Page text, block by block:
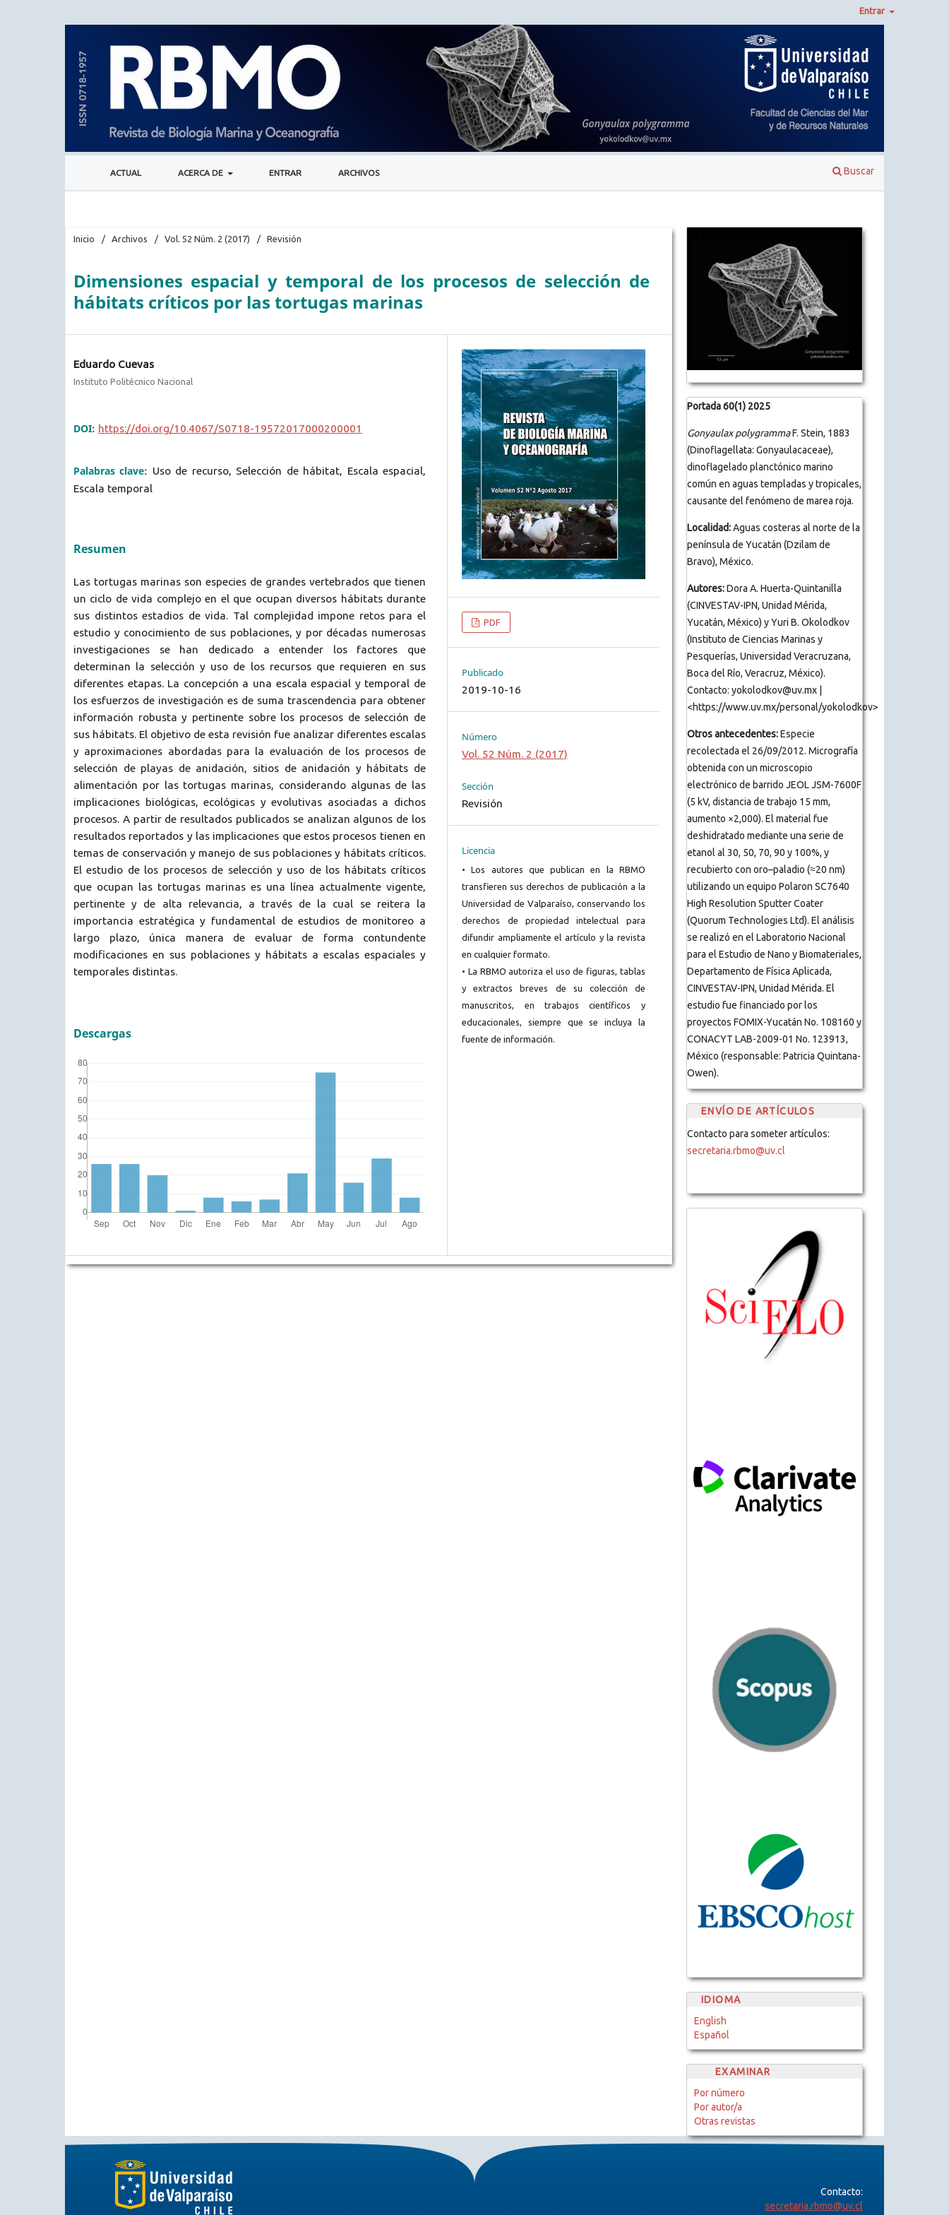
ACTUAL ACERCA DE ENTRAR ARCHIVOS Buscar
Entrar
Inicio / Archivos / Vol. 52 Núm. 2 (2017) / Revisión
Dimensiones espacial y temporal de los procesos de selección de
hábitats críticos por las tortugas marinas
Eduardo Cuevas
Instituto Politécnico Nacional
DOI: https://doi.org/10.4067/S0718-19572017000200001
Palabras clave: Uso de recurso, Selección de hábitat, Escala espacial,
Escala temporal
Resumen
Las tortugas marinas son especies de grandes vertebrados que tienen
un ciclo de vida complejo en el que ocupan diversos hábitats durante
sus distintos estadios de vida. Tal complejidad impone retos para el
estudio y conocimiento de sus poblaciones, y por décadas numerosas
investigaciones se han dedicado a entender los factores que
determinan la selección y uso de los recursos que requieren en sus
diferentes etapas. La concepción a una escala espacial y temporal de
los esfuerzos de investigación es de suma trascendencia para obtener
información robusta y pertinente sobre los procesos de selección de
sus hábitats. El objetivo de esta revisión fue analizar diferentes escalas
y aproximaciones abordadas para la evaluación de los procesos de
selección de playas de anidación, sitios de anidación y hábitats de
alimentación por las tortugas marinas, considerando algunas de las
implicaciones biológicas, ecológicas y evolutivas asociadas a dichos
procesos. A partir de resultados publicados se analizan algunos de los
resultados reportados y las implicaciones que estos procesos tienen en
temas de conservación y manejo de sus poblaciones y hábitats críticos.
El estudio de los procesos de selección y uso de los hábitats críticos
que ocupan las tortugas marinas es una línea actualmente vigente,
pertinente y de alta relevancia, a través de la cual se reitera la
importancia estratégica y fundamental de estudios de monitoreo a
largo plazo, única manera de evaluar de forma contundente
modificaciones en sus poblaciones y hábitats a escalas espaciales y
temporales distintas.
Descargas
PDF
Publicado
2019-10-16
Número
Vol. 52 Núm. 2 (2017)
Sección
Revisión
Licencia
• Los autores que publican en la RBMO
transfieren sus derechos de publicación a la
Universidad de Valparaíso, conservando los
derechos de propiedad intelectual para
difundir ampliamente el artículo y la revista
en cualquier formato.
• La RBMO autoriza el uso de figuras, tablas
y extractos breves de su colección de
manuscritos, en trabajos científicos y
educacionales, siempre que se incluya la
fuente de información.
Portada 60(1) 2025
Gonyaulax polygrammaF. Stein, 1883
(Dinoflagellata: Gonyaulacaceae),
dinoflagelado planctónico marino
común en aguas templadas y tropicales,
causante del fenómeno de marea roja.
Localidad:Aguas costeras al norte de la
península de Yucatán (Dzilam de
Bravo), México.
Autores:Dora A. Huerta-Quintanilla
(CINVESTAV-IPN, Unidad Mérida,
Yucatán, México) y Yuri B. Okolodkov
(Instituto de Ciencias Marinas y
Pesquerías, Universidad Veracruzana,
Boca del Río, Veracruz, México).
Contacto: yokolodkov@uv.mx |
<https://www.uv.mx/personal/yokolodkov>
Otros antecedentes:Especie
recolectada el 26/09/2012. Micrografía
obtenida con un microscopio
electrónico de barrido JEOL JSM-7600F
(5 kV, distancia de trabajo 15 mm,
aumento ×2,000). El material fue
deshidratado mediante una serie de
etanol al 30, 50, 70, 90 y 100%, y
recubierto con oro–paladio (≈20 nm)
utilizando un equipo Polaron SC7640
High Resolution Sputter Coater
(Quorum Technologies Ltd). El análisis
se realizó en el Laboratorio Nacional
para el Estudio de Nano y Biomateriales,
Departamento de Física Aplicada,
CINVESTAV-IPN, Unidad Mérida. El
estudio fue financiado por los
proyectos FOMIX-Yucatán No. 108160 y
CONACYT LAB-2009-01 No. 123913,
México (responsable: Patricia Quintana-
Owen).
ENVÍO DE ARTÍCULOS
Contacto para someter artículos:
secretaria.rbmo@uv.cl
IDIOMA
English
Español
EXAMINAR
Por número
Por autor/a
Otras revistas
Contacto:
secretaria.rbmo@uv.cl